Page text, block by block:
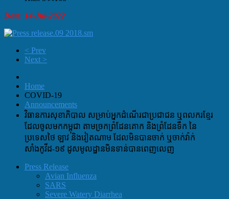
Date: 14-Jul-2022
< Prev
Next >
Home
COVID-19
Announcements
វិធានការសុខាភិបាល សម្រាប់អ្នកដំណើរជាប្រជាជន ឬពលករខ្មែរ
ដែលចូលមកកម្ពុជា តាមច្រកព្រំដែនគោក និងព្រំដែនទឹក នៃ
ប្រទេសថៃ ឡាវ និងវៀតណាម ដែលមិនបានចាក់ ឬចាក់វ៉ាក់
សាំងកូវីដ-១៩ ដូសមូលដ្ឋានមិនទាន់បានពេញលេញ
Press Release
Avian Influenza
SARS
Severe Watery Diarrhea